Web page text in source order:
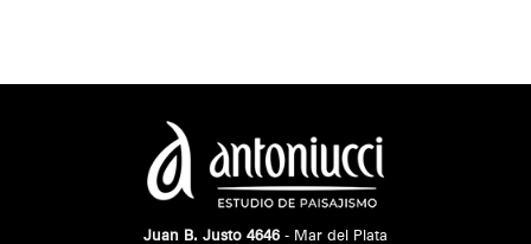
Juan B. Justo 4646 - Mar del Plata